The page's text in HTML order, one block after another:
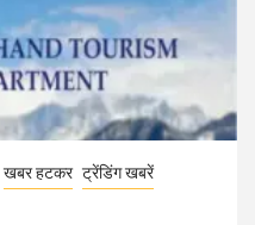
खबर हटकर ट्रेंडिंग खबरें